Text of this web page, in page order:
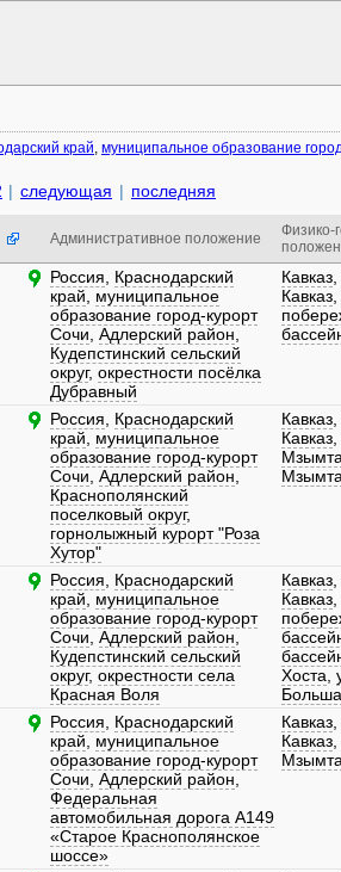
край, муниципальное образование
| следующая | последняя
Административное положение
Физико-
Россия
Краснодарский
край
муниципальное
образование город-курорт
Сочи Адлерский район
Кудепстинский сельский
округ, окрестности посёлка
Дубравный
Кавказ
Кавказ
Россия
Краснодарский
край
муниципальное
образование город-курорт
Сочи Адлерский район
Краснополянский
поселковый округ,
горнолыжный курорт "Роза
Хутор"
Кавказ
Кавказ
Мзымта
Мзымта
Россия
Краснодарский
край
муниципальное
образование город-курорт
Сочи Адлерский район
Кудепстинский сельский
округ, окрестности села
Красная Воля
Кавказ
Кавказ
Хоста
Россия
Краснодарский
край
муниципальное
образование город-курорт
Сочи Адлерский район
Федеральная
автомобильная дорога A149
«Старое Краснополянское
шоссе»
Кавказ
Кавказ
Мзымта